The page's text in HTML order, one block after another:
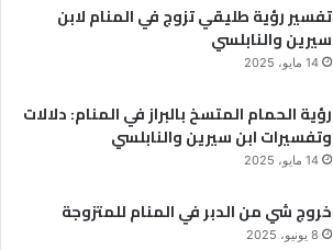
تفسير رؤية طليقي تزوج في المنام لابن
سيرين والنابلسي
14 مايو، 2025
رؤية الحمام المتسخ بالبراز في المنام: دلالات
وتفسيرات ابن سيرين والنابلسي
14 مايو، 2025
خروج شي من الدبر في المنام للمتزوجة
8 يونيو، 2025